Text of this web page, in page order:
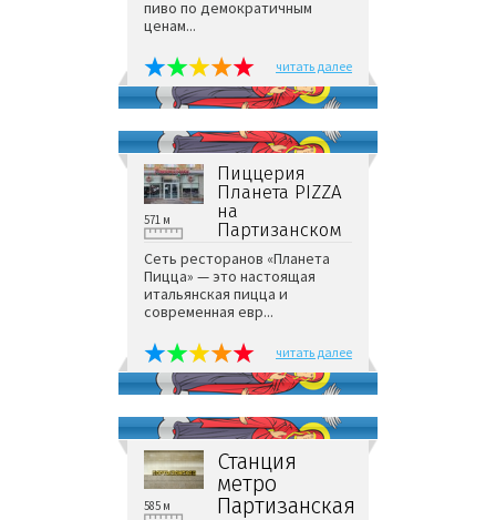
пиво по демократичным
ценам...
читать далее
Пиццерия
Планета PIZZA
на
Партизанском
571 м
Сеть ресторанов «Планета
Пицца» — это настоящая
итальянская пицца и
современная евр...
читать далее
Станция
метро
Партизанская
585 м